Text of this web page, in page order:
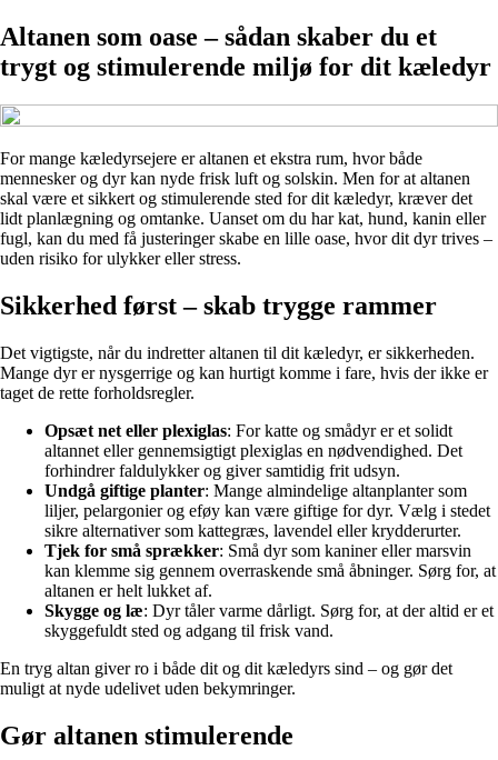
Altanen som oase – sådan skaber du et
trygt og stimulerende miljø for dit kæledyr
For mange kæledyrsejere er altanen et ekstra rum, hvor både
mennesker og dyr kan nyde frisk luft og solskin. Men for at altanen
skal være et sikkert og stimulerende sted for dit kæledyr, kræver det
lidt planlægning og omtanke. Uanset om du har kat, hund, kanin eller
fugl, kan du med få justeringer skabe en lille oase, hvor dit dyr trives –
uden risiko for ulykker eller stress.
Sikkerhed først – skab trygge rammer
Det vigtigste, når du indretter altanen til dit kæledyr, er sikkerheden.
Mange dyr er nysgerrige og kan hurtigt komme i fare, hvis der ikke er
taget de rette forholdsregler.
Opsæt net eller plexiglas: For katte og smådyr er et solidt
altannet eller gennemsigtigt plexiglas en nødvendighed. Det
forhindrer faldulykker og giver samtidig frit udsyn.
Undgå giftige planter: Mange almindelige altanplanter som
liljer, pelargonier og eføy kan være giftige for dyr. Vælg i stedet
sikre alternativer som kattegræs, lavendel eller krydderurter.
Tjek for små sprækker: Små dyr som kaniner eller marsvin
kan klemme sig gennem overraskende små åbninger. Sørg for, at
altanen er helt lukket af.
Skygge og læ: Dyr tåler varme dårligt. Sørg for, at der altid er et
skyggefuldt sted og adgang til frisk vand.
En tryg altan giver ro i både dit og dit kæledyrs sind – og gør det
muligt at nyde udelivet uden bekymringer.
Gør altanen stimulerende